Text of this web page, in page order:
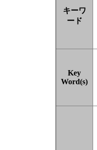
キーワ
ード
Key
Word(s)